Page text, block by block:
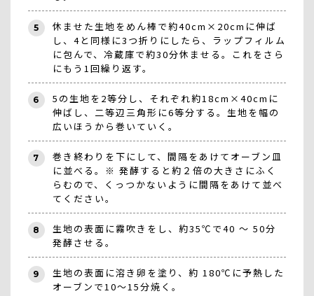
5
休ませた生地をめん棒で約40cm×20cmに伸ば
し、4と同様に3つ折りにしたら、ラップフィルム
に包んで、冷蔵庫で約30分休ませる。これをさら
にもう1回繰り返す。
6
5の生地を2等分し、それぞれ約18cm×40cmに
伸ばし、二等辺三角形に6等分する。生地を幅の
広いほうから巻いていく。
7
巻き終わりを下にして、間隔をあけてオーブン皿
に並べる。※ 発酵すると約２倍の大きさにふく
らむので、くっつかないように間隔をあけて並べ
てください。
8
生地の表面に霧吹きをし、約35℃で40 ～ 50分
発酵させる。
9
生地の表面に溶き卵を塗り、約 180℃に予熱した
オーブンで10～15分焼く。